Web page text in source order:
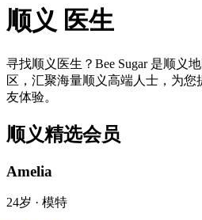
顺义 医生
寻找顺义医生？Bee Sugar 是顺义
区，汇聚海量顺义高端人士，为
友体验。
顺义精选会员
Amelia
24岁 · 模特